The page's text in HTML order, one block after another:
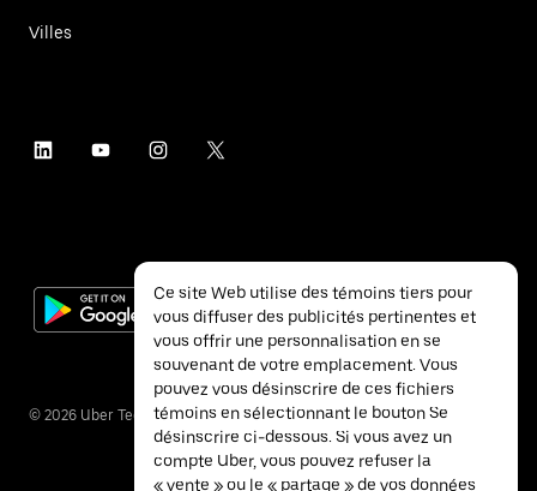
Villes
© 2026 Uber Technologies inc.
Ce site Web utilise des témoins tiers pour
vous diffuser des publicités pertinentes et
vous offrir une personnalisation en se
souvenant de votre emplacement. Vous
pouvez vous désinscrire de ces fichiers
témoins en sélectionnant le bouton Se
désinscrire ci-dessous. Si vous avez un
compte Uber, vous pouvez refuser la
« vente » ou le « partage » de vos données